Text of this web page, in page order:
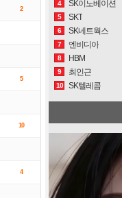
2
5
10
4
4 SK이노베이션
5 SKT
6 SK네트웍스
7 엔비디아
8 HBM
9 최인근
10
SK텔레콤